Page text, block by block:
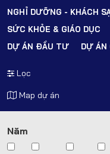
NGHỈ DƯỠNG - KHÁCH
SỨC KHỎE & GIÁO DỤC
DỰ ÁN ĐẦU TƯ
DỰ ÁN
Lọc
Map dự án
Năm